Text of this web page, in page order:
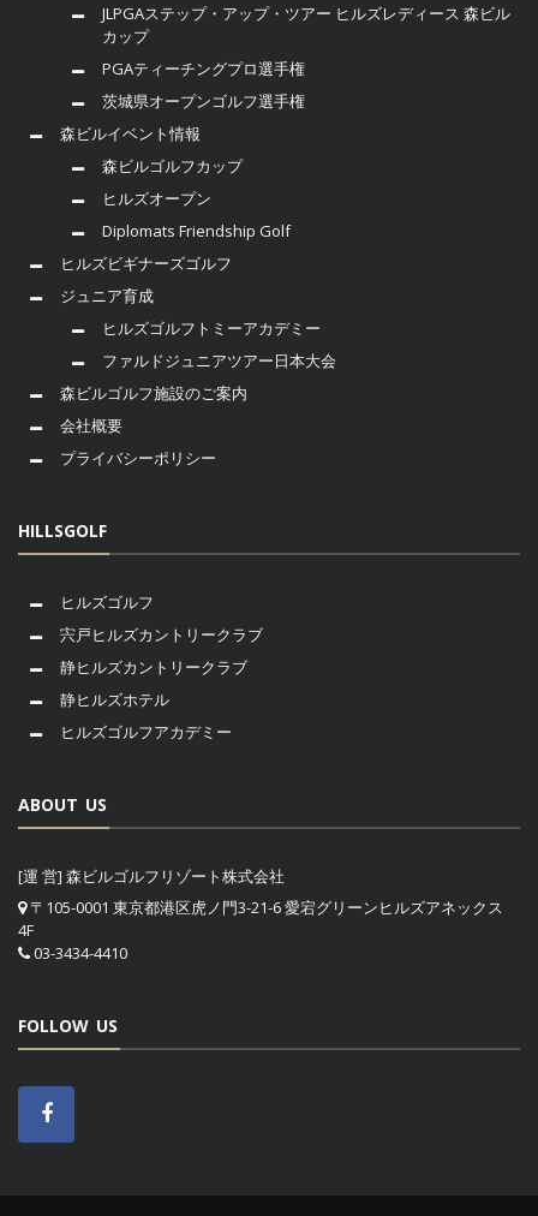
JLPGAステップ・アップ・ツアー ヒルズレディース 森ビル
カップ
PGAティーチングプロ選手権
茨城県オープンゴルフ選手権
森ビルイベント情報
森ビルゴルフカップ
ヒルズオープン
Diplomats Friendship Golf
ヒルズビギナーズゴルフ
ジュニア育成
ヒルズゴルフトミーアカデミー
ファルドジュニアツアー日本大会
森ビルゴルフ施設のご案内
会社概要
プライバシーポリシー
HILLSGOLF
ヒルズゴルフ
宍戸ヒルズカントリークラブ
静ヒルズカントリークラブ
静ヒルズホテル
ヒルズゴルフアカデミー
ABOUT US
[運 営] 森ビルゴルフリゾート株式会社
〒105-0001 東京都港区虎ノ門3-21-6 愛宕グリーンヒルズアネックス
4F
03-3434-4410
FOLLOW US